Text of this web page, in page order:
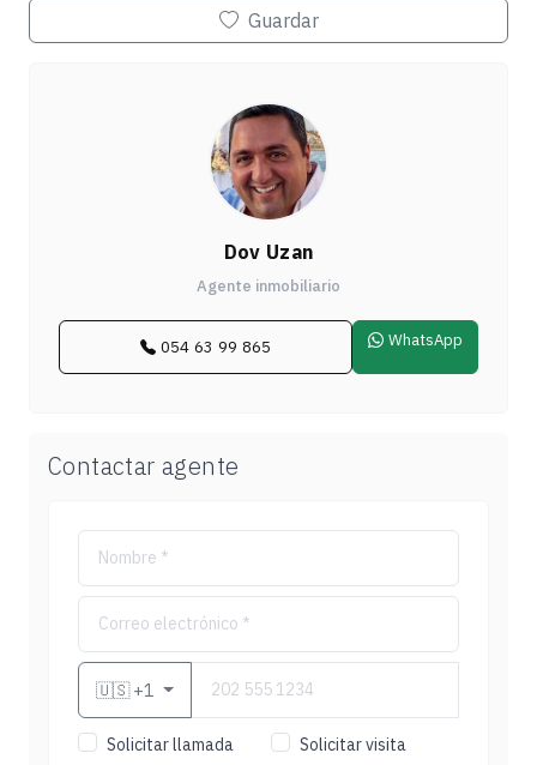
Guardar
Dov Uzan
Agente inmobiliario
054 63 99 865 WhatsApp
Contactar agente
🇺🇸+1
Solicitar llamada Solicitar visita